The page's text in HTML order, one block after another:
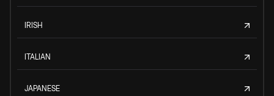
IRISH
ITALIAN
JAPANESE